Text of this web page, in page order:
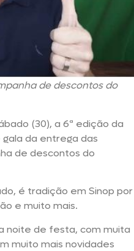
de descontos do
(30), a 6ª edição da
da entrega das
de descontos do
é tradição em Sinop por
e muito mais.
noite de festa, com muita
muito mais novidades